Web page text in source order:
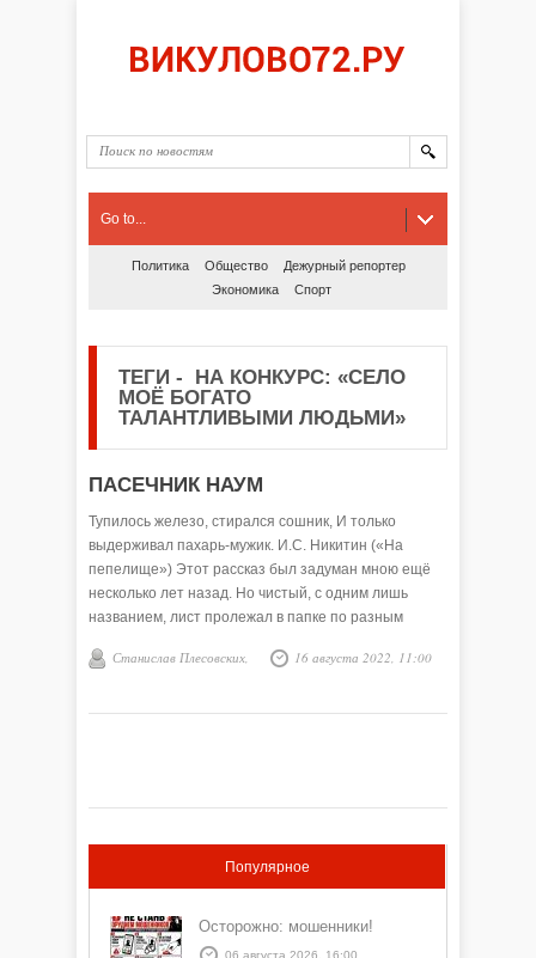
Go to...
Политика Общество
Дежурный репортер
Экономика
Спорт
ТЕГИ - НА КОНКУРС: «СЕЛО
МОЁ БОГАТО
ТАЛАНТЛИВЫМИ ЛЮДЬМИ»
ПАСЕЧНИК НАУМ
Тупилось железо, стирался сошник, И только
выдерживал пахарь-мужик. И.С. Никитин («На
пепелище») Этот рассказ был задуман мною ещё
несколько лет назад. Но чистый, с одним лишь
названием, лист пролежал в папке по разным
этого года я узнал о новом конкурсном проекте
крупицам стал собирать материал.
Станислав Плесовских, 16 августа 2022, 11:00
Популярное
Осторожно: мошенники!
06 августа 2026, 16:00